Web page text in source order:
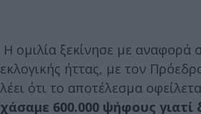
Η ομιλία ξεκίνησε με αναφορά
εκλογικής ήττας, με τον
λέει ότι το αποτέλεσμα
χάσαμε 600.000 ψήφους γιατί